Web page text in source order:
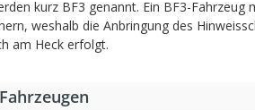
kurz BF3 genannt. Ein BF3-Fahrzeug
weshalb die Anbringung des
am Heck erfolgt.